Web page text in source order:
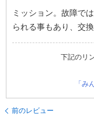
ミッション。故障で
られる事もあり、交換
下記のリ
「み
前のレビュー